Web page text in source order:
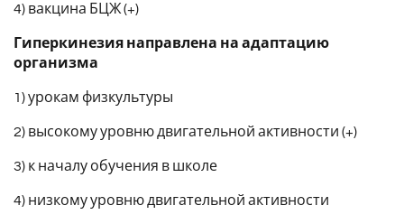
4) вакцина БЦЖ (+)
Гиперкинезия направлена на адаптацию
организма
1) урокам физкультуры
2) высокому уровню двигательной активности (+)
3) к началу обучения в школе
4) низкому уровню двигательной активности